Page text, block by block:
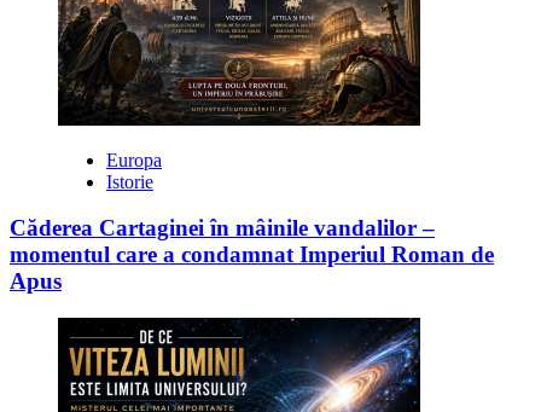
Europa
Istorie
Căderea Cartaginei în mâinile vandalilor –
momentul care a condamnat Imperiul Roman de
Apus